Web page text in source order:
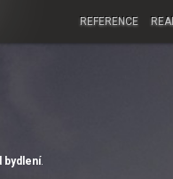
REFERENCE
bydlení.